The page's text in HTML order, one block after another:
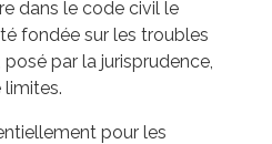
dans le code civil le
fondée sur les troubles
par la jurisprudence,
limites.
pour les